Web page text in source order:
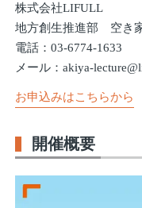
株式会社LIFULL
地方創生推進部 空き
電話：03-6774-1633
メール：akiya-
お申込みはこちらから
開催概要